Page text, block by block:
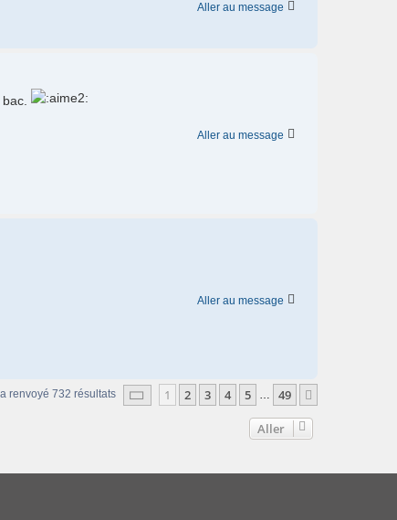
Aller au message
Aller au message
Aller au message
renvoyé 732 résultats Page sur49
1 2 3 4 5 … 49
Aller